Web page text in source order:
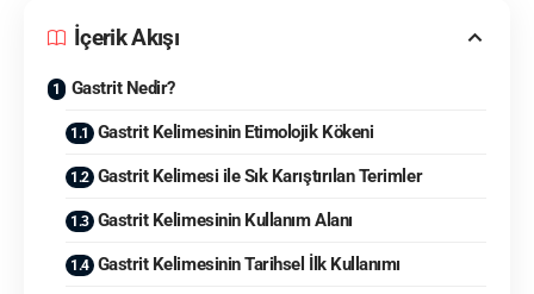
İçerik Akışı
Gastrit Nedir?
Gastrit Kelimesinin Etimolojik Kökeni
Gastrit Kelimesi ile Sık Karıştırılan Terimler
Gastrit Kelimesinin Kullanım Alanı
Gastrit Kelimesinin Tarihsel İlk Kullanımı